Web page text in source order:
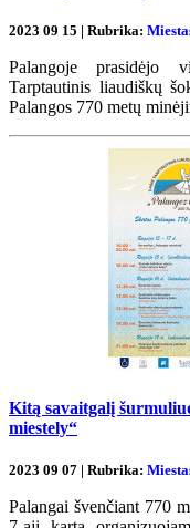
2023 09 15 | Rubrika:
Palangoje prasidėjo
Tarptautinis liaudiškų
Palangos 770 metų
Kitą savaitgalį
miestely“
2023 09 07 | Rubrika:
Palangai švenčiant 770